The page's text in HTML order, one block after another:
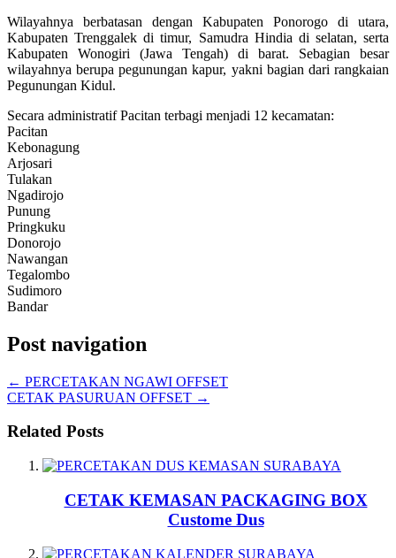
Wilayahnya berbatasan dengan Kabupaten Ponorogo di utara,
Kabupaten Trenggalek di timur, Samudra Hindia di selatan, serta
Kabupaten Wonogiri (Jawa Tengah) di barat. Sebagian besar
wilayahnya berupa pegunungan kapur, yakni bagian dari rangkaian
Pegunungan Kidul.
Secara administratif Pacitan terbagi menjadi 12 kecamatan:
Pacitan
Kebonagung
Arjosari
Tulakan
Ngadirojo
Punung
Pringkuku
Donorojo
Nawangan
Tegalombo
Sudimoro
Bandar
Post navigation
← PERCETAKAN NGAWI OFFSET
CETAK PASURUAN OFFSET →
Related Posts
CETAK KEMASAN PACKAGING BOX
Custome Dus